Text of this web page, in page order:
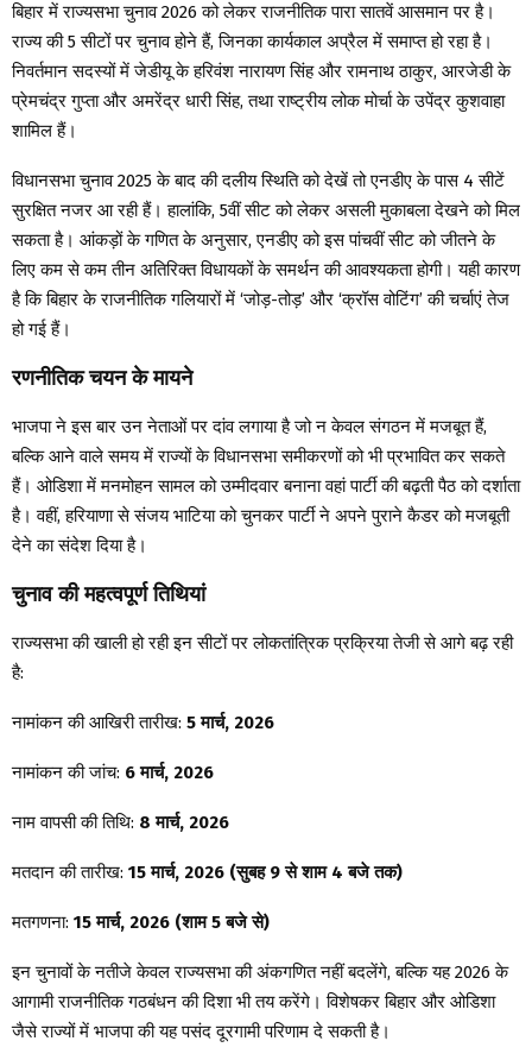
बिहार में राज्यसभा चुनाव 2026 को लेकर राजनीतिक पारा सातवें आसमान पर है।
राज्य की 5 सीटों पर चुनाव होने हैं, जिनका कार्यकाल अप्रैल में समाप्त हो रहा है।
निवर्तमान सदस्यों में जेडीयू के हरिवंश नारायण सिंह और रामनाथ ठाकुर, आरजेडी के
प्रेमचंद्र गुप्ता और अमरेंद्र धारी सिंह, तथा राष्ट्रीय लोक मोर्चा के उपेंद्र कुशवाहा
शामिल हैं।
विधानसभा चुनाव 2025 के बाद की दलीय स्थिति को देखें तो एनडीए के पास 4 सीटें
सुरक्षित नजर आ रही हैं। हालांकि, 5वीं सीट को लेकर असली मुकाबला देखने को मिल
सकता है। आंकड़ों के गणित के अनुसार, एनडीए को इस पांचवीं सीट को जीतने के
लिए कम से कम तीन अतिरिक्त विधायकों के समर्थन की आवश्यकता होगी। यही कारण
है कि बिहार के राजनीतिक गलियारों में ‘जोड़-तोड़’ और ‘क्रॉस वोटिंग’ की चर्चाएं तेज
हो गई हैं।
रणनीतिक चयन के मायने
भाजपा ने इस बार उन नेताओं पर दांव लगाया है जो न केवल संगठन में मजबूत हैं,
बल्कि आने वाले समय में राज्यों के विधानसभा समीकरणों को भी प्रभावित कर सकते
हैं। ओडिशा में मनमोहन सामल को उम्मीदवार बनाना वहां पार्टी की बढ़ती पैठ को दर्शाता
है। वहीं, हरियाणा से संजय भाटिया को चुनकर पार्टी ने अपने पुराने कैडर को मजबूती
देने का संदेश दिया है।
चुनाव की महत्वपूर्ण तिथियां
राज्यसभा की खाली हो रही इन सीटों पर लोकतांत्रिक प्रक्रिया तेजी से आगे बढ़ रही
है:
नामांकन की आखिरी तारीख: 5 मार्च, 2026
नामांकन की जांच: 6 मार्च, 2026
नाम वापसी की तिथि: 8 मार्च, 2026
मतदान की तारीख: 15 मार्च, 2026 (सुबह 9 से शाम 4 बजे तक)
मतगणना: 15 मार्च, 2026 (शाम 5 बजे से)
इन चुनावों के नतीजे केवल राज्यसभा की अंकगणित नहीं बदलेंगे, बल्कि यह 2026 के
आगामी राजनीतिक गठबंधन की दिशा भी तय करेंगे। विशेषकर बिहार और ओडिशा
जैसे राज्यों में भाजपा की यह पसंद दूरगामी परिणाम दे सकती है।